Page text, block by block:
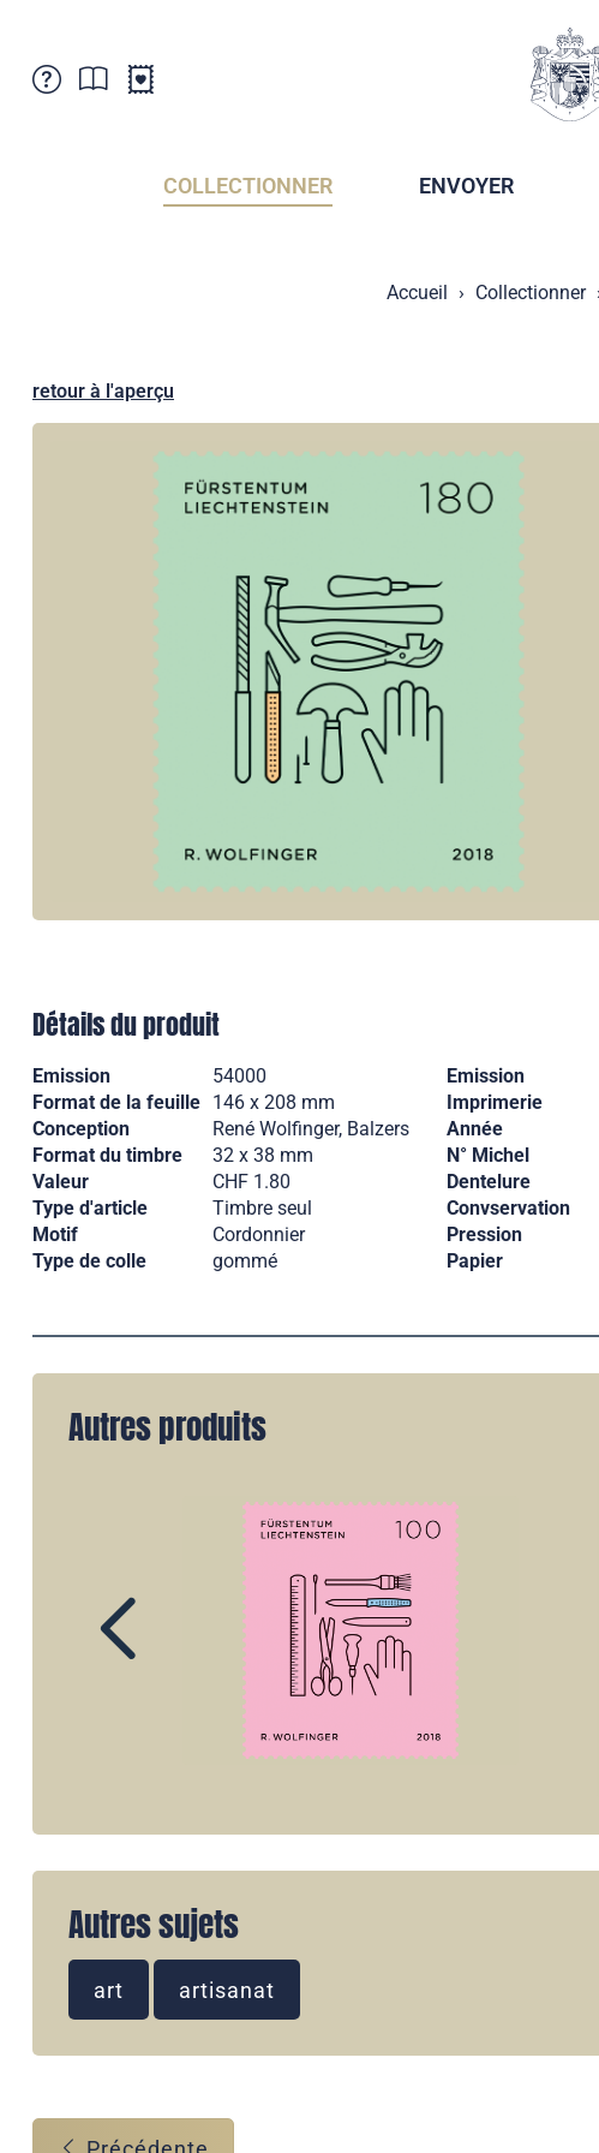
Points de vente
AbonnementCOLLECTIONNER ENVOYER
Accueil Collectionner
retour à l'aperçu
Détails du produit
Emission 54000 Emission
Format de la feuille 146 x 208 mm Imprimerie
Conception
René Wolfinger, Balzers Année
Format du timbre
32 x 38 mm N° Michel
Valeur
CHF 1.80 Dentelure
Type d'article
Timbre seul Convservation
Motif
Cordonnier Pression
Type de colle
gommé Papier
Autres produits
Autres sujets
art artisanat